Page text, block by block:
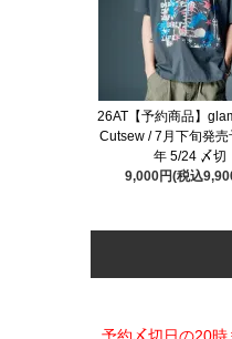
26AT【予約商品】
Cutsew / 7月下旬発売
年 5/24 〆切
9,000円(税込